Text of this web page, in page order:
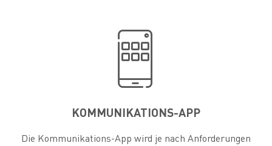


KOMMUNIKATIONS-APP
Die Kommunikations-App wird je nach Anforderungen